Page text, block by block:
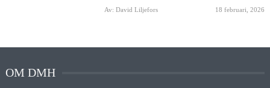
Av: David Liljefors
18 februari, 2026
OM DMH